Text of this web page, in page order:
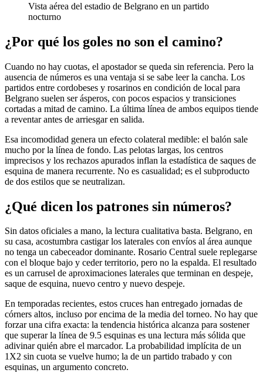
Vista aérea del estadio de Belgrano en un partido
nocturno
¿Por qué los goles no son el camino?
Cuando no hay cuotas, el apostador se queda sin referencia. Pero la
ausencia de números es una ventaja si se sabe leer la cancha. Los
partidos entre cordobeses y rosarinos en condición de local para
Belgrano suelen ser ásperos, con pocos espacios y transiciones
cortadas a mitad de camino. La última línea de ambos equipos tiende
a reventar antes de arriesgar en salida.
Esa incomodidad genera un efecto colateral medible: el balón sale
mucho por la línea de fondo. Las pelotas largas, los centros
imprecisos y los rechazos apurados inflan la estadística de saques de
esquina de manera recurrente. No es casualidad; es el subproducto
de dos estilos que se neutralizan.
¿Qué dicen los patrones sin números?
Sin datos oficiales a mano, la lectura cualitativa basta. Belgrano, en
su casa, acostumbra castigar los laterales con envíos al área aunque
no tenga un cabeceador dominante. Rosario Central suele replegarse
con el bloque bajo y ceder territorio, pero no la espalda. El resultado
es un carrusel de aproximaciones laterales que terminan en despeje,
saque de esquina, nuevo centro y nuevo despeje.
En temporadas recientes, estos cruces han entregado jornadas de
córners altos, incluso por encima de la media del torneo. No hay que
forzar una cifra exacta: la tendencia histórica alcanza para sostener
que superar la línea de 9.5 esquinas es una lectura más sólida que
adivinar quién abre el marcador. La probabilidad implícita de un
1X2 sin cuota se vuelve humo; la de un partido trabado y con
esquinas, un argumento concreto.